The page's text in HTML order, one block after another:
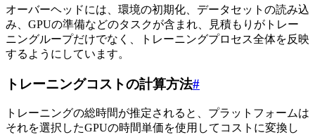
オーバーヘッドには、環境の初期化、データセットの読み込
み、GPUの準備などのタスクが含まれ、見積もりがトレー
ニングループだけでなく、トレーニングプロセス全体を反映
するようにしています。
トレーニングコストの計算方法#
トレーニングの総時間が推定されると、プラットフォームは
それを選択したGPUの時間単価を使用してコストに変換し